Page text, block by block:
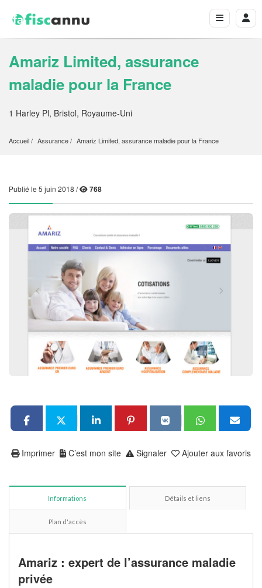
Amariz Limited, assurance
maladie pour la France
1 Harley Pl, Bristol, Royaume-Uni
Accueil Assurance Amariz Limited, assurance maladie pour la France
Publié le 5 juin 2018 / 768
Ajouter aux favoris
Signaler
C’est mon site
Imprimer
Informations Détails et liens
Plan d'accès
Amariz : expert de l’assurance maladie
privée